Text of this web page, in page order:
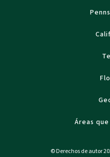
Áreas
© Derechos de autor